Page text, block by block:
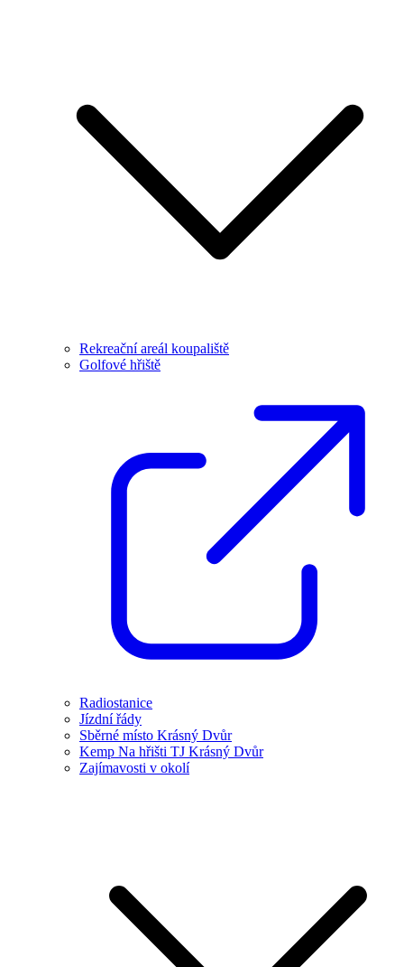
Rekreační areál koupaliště
Golfové hřiště
Radiostanice
Jízdní řády
Sběrné místo Krásný Dvůr
Kemp Na hřišti TJ Krásný Dvůr
Zajímavosti v okolí